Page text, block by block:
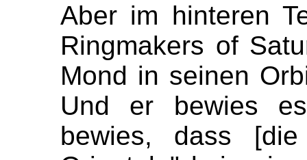
Aber im hinteren
Ringmakers of
Mond in seinen
Und er bewies
bewies, dass [die